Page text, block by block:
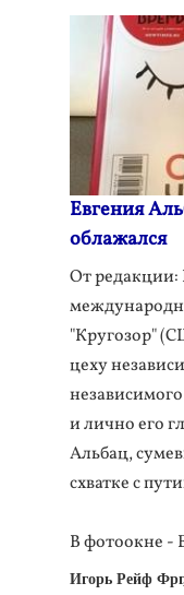
Евгения
облажался
От
"Кругозор"
цеху
и лично его
Альбац,
схватке с
В фотоокне -
Игорь Рейф